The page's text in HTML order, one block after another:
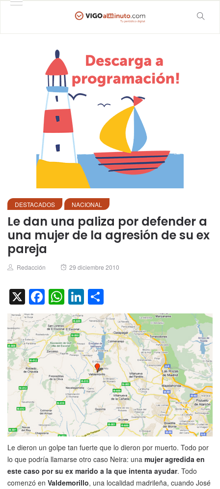
DESTACADOS NACIONAL
Le dan una paliza por defender a
una mujer de la agresión de su ex
pareja
Author
Redacción
Posted
29 diciembre 2010
X Facebook
WhatsApp
LinkedIn
Le dieron un golpe tan fuerte que lo dieron por muerto. Todo por
lo que podría llamarse otro caso Neira: una mujer agredida en
este caso por su ex marido a la que intenta ayudar. Todo
comenzó en Valdemorillo, una localidad madrileña, cuando José